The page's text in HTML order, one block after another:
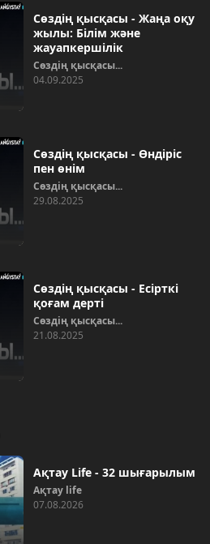
Сөздің қысқасы - Жаңа оқу
жылы: Білім және
жауапкершілік
Сөздің қысқасы...
04.09.2025
Сөздің қысқасы - Өндіріс
пен өнім
Сөздің қысқасы...
29.08.2025
Сөздің қысқасы - Есірткі
қоғам дерті
Сөздің қысқасы...
21.08.2025
Ақтау Life - 32 шығарылым
Ақтау life
07.08.2026